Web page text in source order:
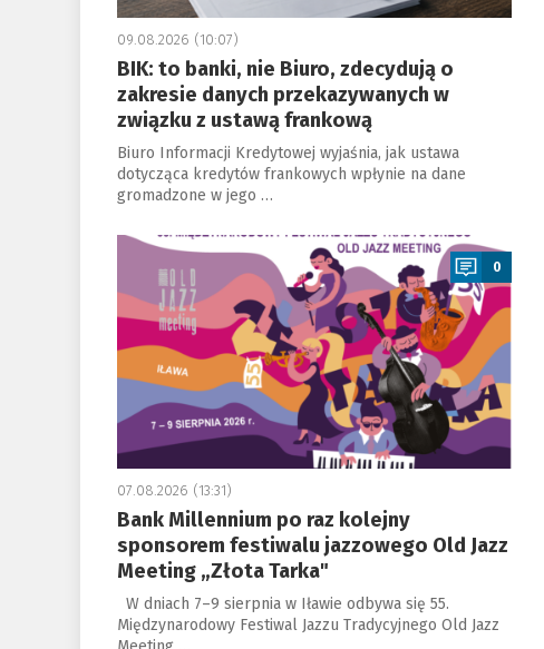
09.08.2026 (10:07)
BIK: to banki, nie Biuro, zdecydują o
zakresie danych przekazywanych w
związku z ustawą frankową
Biuro Informacji Kredytowej wyjaśnia, jak ustawa
dotycząca kredytów frankowych wpłynie na dane
gromadzone w jego …
a
0
07.08.2026 (13:31)
Bank Millennium po raz kolejny
sponsorem festiwalu jazzowego Old Jazz
Meeting „Złota Tarka"
W dniach 7–9 sierpnia w Iławie odbywa się 55.
Międzynarodowy Festiwal Jazzu Tradycyjnego Old Jazz